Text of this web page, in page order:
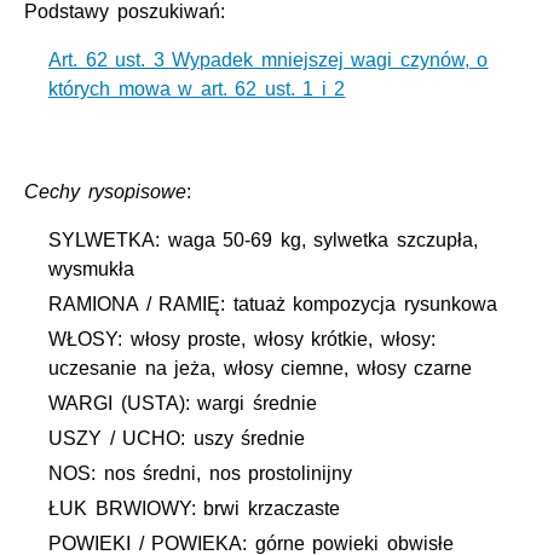
Podstawy poszukiwań:
Art. 62 ust. 3 Wypadek mniejszej wagi czynów, o
których mowa w art. 62 ust. 1 i 2
Cechy rysopisowe:
SYLWETKA: waga 50-69 kg, sylwetka szczupła,
wysmukła
RAMIONA / RAMIĘ: tatuaż kompozycja rysunkowa
WŁOSY: włosy proste, włosy krótkie, włosy:
uczesanie na jeża, włosy ciemne, włosy czarne
WARGI (USTA): wargi średnie
USZY / UCHO: uszy średnie
NOS: nos średni, nos prostolinijny
ŁUK BRWIOWY: brwi krzaczaste
POWIEKI / POWIEKA: górne powieki obwisłe